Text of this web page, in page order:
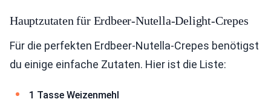
Hauptzutaten für Erdbeer-Nutella-Delight-Crepes
Für die perfekten Erdbeer-Nutella-Crepes benötigst
du einige einfache Zutaten. Hier ist die Liste:
1 Tasse Weizenmehl